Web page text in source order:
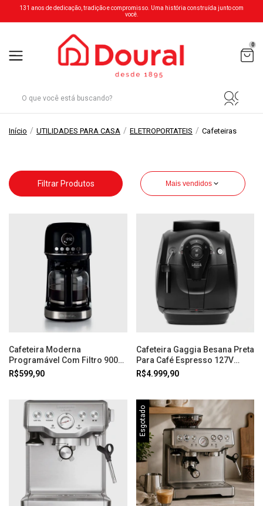
131 anos de dedicação, tradição e compromisso. Uma história construída junto com
você.
0
Início / UTILIDADES PARA CASA / ELETROPORTATEIS / Cafeteiras
Filtrar Produtos Mais vendidos
Cafeteira Moderna
Programável Com Filtro 900W
110V Preta Ariete
R$599,90
Cafeteira Gaggia Besana Preta
Para Café Espresso 127V
Imeltron
R$4.999,90
Esgotado